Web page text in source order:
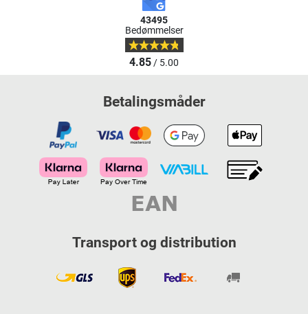
43495
Bedømmelser
4.85/ 5.00
Betalingsmåder
Transport og distribution